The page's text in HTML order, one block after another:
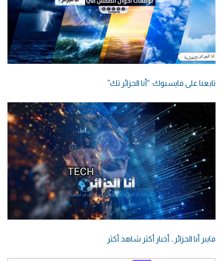
تابعنا على فايسبوك: “أنا الجزائر تك”
فايبر أنا الجزائر… أخبار أكثر شاهد أكثر